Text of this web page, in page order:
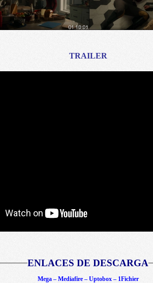
TRAILER
ENLACES DE DESCARGA
Mega – Mediafire – Uptobox – 1Fichier